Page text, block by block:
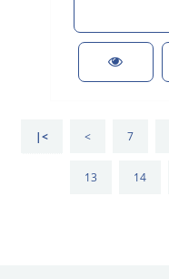
|< < 7
13 14